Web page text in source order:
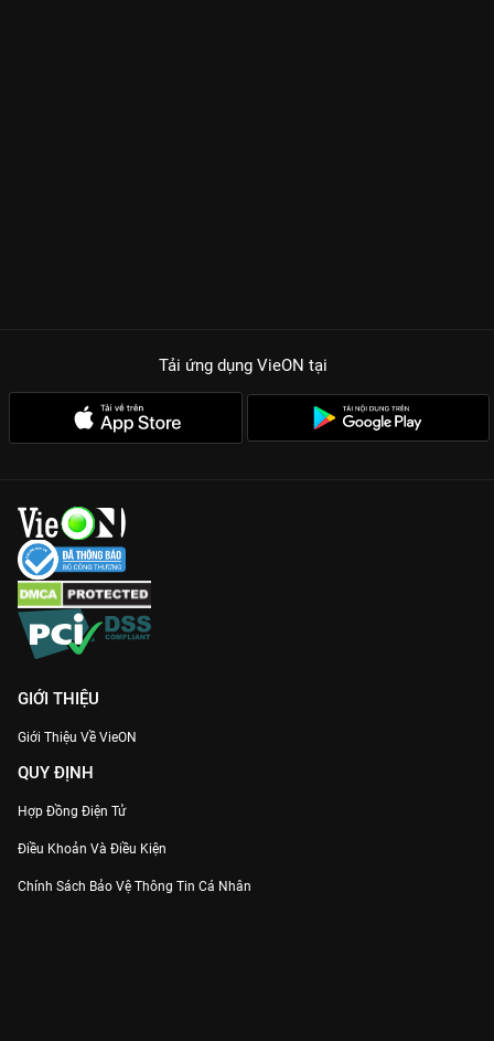
Tải ứng dụng VieON tại
GIỚI THIỆU
Giới Thiệu Về VieON
QUY ĐỊNH
Hợp Đồng Điện Tử
Điều Khoản Và Điều Kiện
Chính Sách Bảo Vệ Thông Tin Cá Nhân